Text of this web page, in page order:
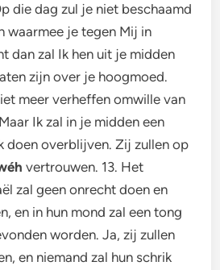
die dag zul je niet beschaamd
waarmee je tegen Mij in
dan zal Ik hen uit je midden
zijn over je hoogmoed.
meer verheffen omwille van
Ik zal in je midden een
doen overblijven. Zij zullen op
vertrouwen. 13. Het
zal geen onrecht doen en
en in hun mond zal een tong
worden. Ja, zij zullen
en niemand zal hun schrik